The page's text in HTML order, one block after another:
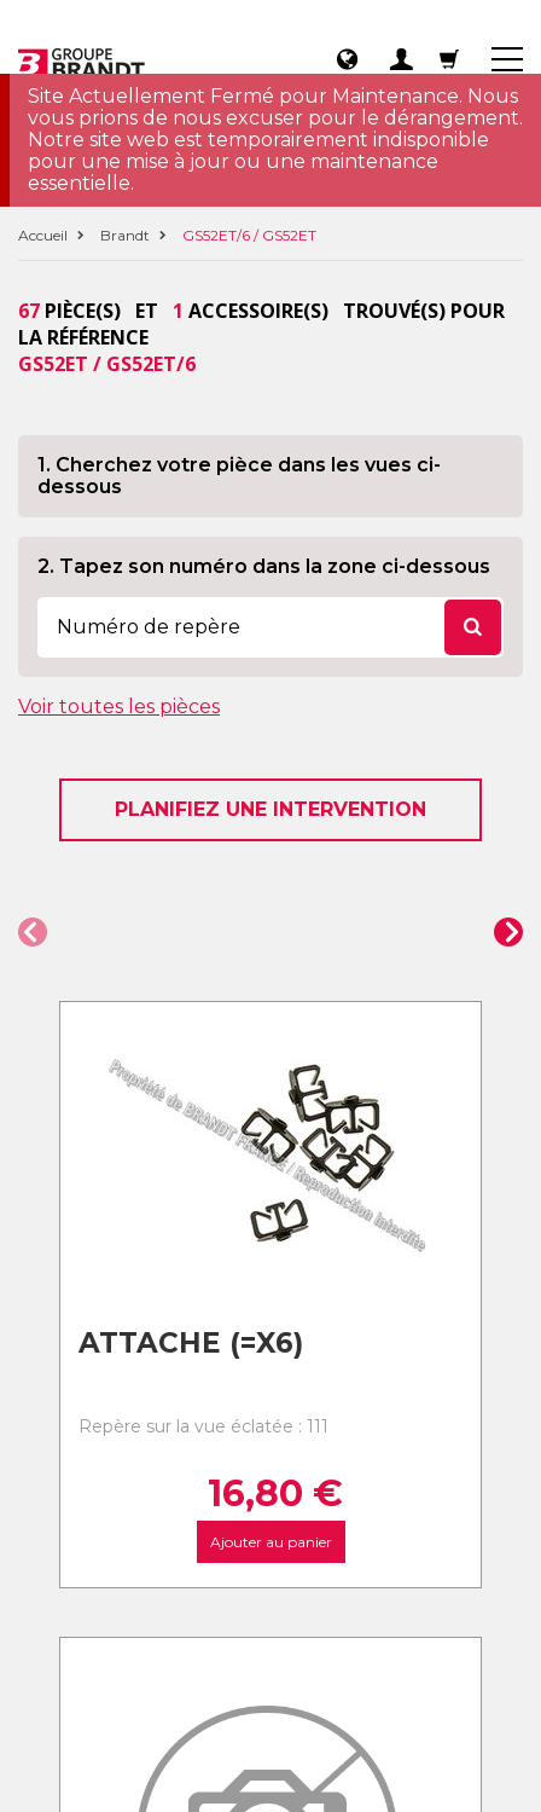
Site Actuellement Fermé pour Maintenance. Nous
vous prions de nous excuser pour le dérangement.
Notre site web est temporairement indisponible
pour une mise à jour ou une maintenance
essentielle.
Accueil Brandt GS52ET/6 / GS52ET
67 PIÈCE(S) ET 1 ACCESSOIRE(S) TROUVÉ(S) POUR
LA RÉFÉRENCE
GS52ET / GS52ET/6
1. Cherchez votre pièce dans les vues ci-
dessous
2. Tapez son numéro dans la zone ci-dessous
Voir toutes les pièces
PLANIFIEZ UNE INTERVENTION
ATTACHE (=X6)
Repère sur la vue éclatée : 111
16,80 €
Ajouter au panier